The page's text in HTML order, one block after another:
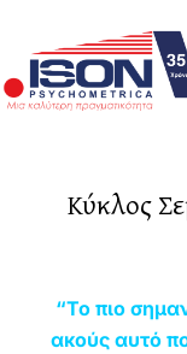
Κύκλος
“Το πιο
ακούς αυτό